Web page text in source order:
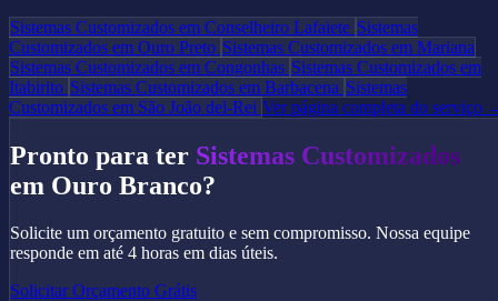
Sistemas Customizados em Conselheiro Lafaiete Sistemas
Customizados em Ouro Preto Sistemas Customizados em Mariana
Sistemas Customizados em Congonhas Sistemas Customizados em
Itabirito Sistemas Customizados em Barbacena Sistemas
Customizados em São João del-Rei Ver página completa do serviço
Pronto para ter Sistemas Customizados
em Ouro Branco?
Solicite um orçamento gratuito e sem compromisso. Nossa equipe
responde em até 4 horas em dias úteis.
Solicitar Orçamento Grátis